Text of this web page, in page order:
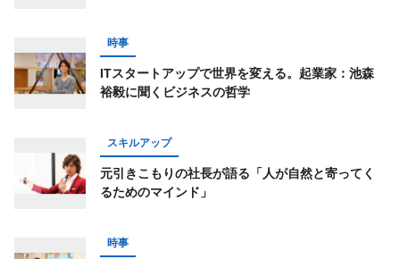
時事
ITスタートアップで世界を変える。起業家：池森
裕毅に聞くビジネスの哲学
スキルアップ
元引きこもりの社長が語る「人が自然と寄ってく
るためのマインド」
時事